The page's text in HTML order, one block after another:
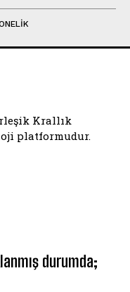
Krallık
platformudur.
durumda;